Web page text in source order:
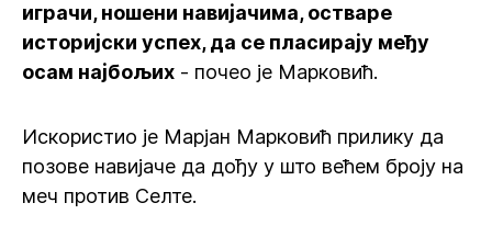
играчи, ношени навијачима, остварe
историјски успех, да се пласирају међу
осам најбољих - почео је Марковић.
Искористио је Марјан Марковић прилику да
позове навијаче да дођу у што већем броју на
меч против Селте.